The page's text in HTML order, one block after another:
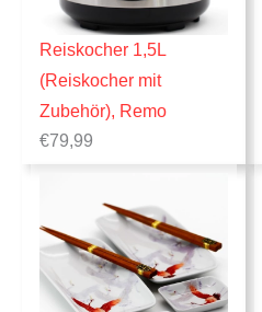
Reiskocher 1,5L
(Reiskocher mit
Zubehör), Remo
€79,99